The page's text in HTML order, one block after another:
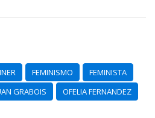
FEMINISMO
FEMINISTA
GRABOIS OFELIA FERNANDEZ